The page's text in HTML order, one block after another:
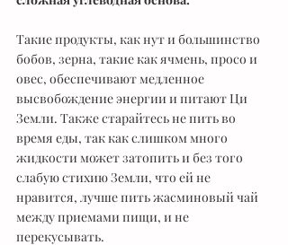
Такие продукты, как нут и большинство
бобов, зерна, такие как ячмень, просо и
овес, обеспечивают медленное
высвобождение энергии и питают Ци
Земли. Также старайтесь не пить во
время еды, так как слишком много
жидкости может затопить и без того
слабую стихию Земли, что ей не
нравится, лучше пить жасминовый чай
между приемами пищи, и не
перекусывать.